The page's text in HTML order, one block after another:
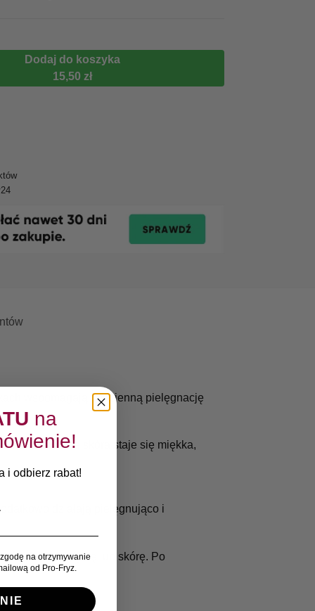
Dodaj do koszyka
15,50 zł
wspomagają codzienną pielęgnację
Sprawia, że skóra staje się miękka,
działają pielęgnująco i
na gąbkę lub skórę. Po
na
i odbierz rabat!
na otrzymywanie
od Pro-Fryz.